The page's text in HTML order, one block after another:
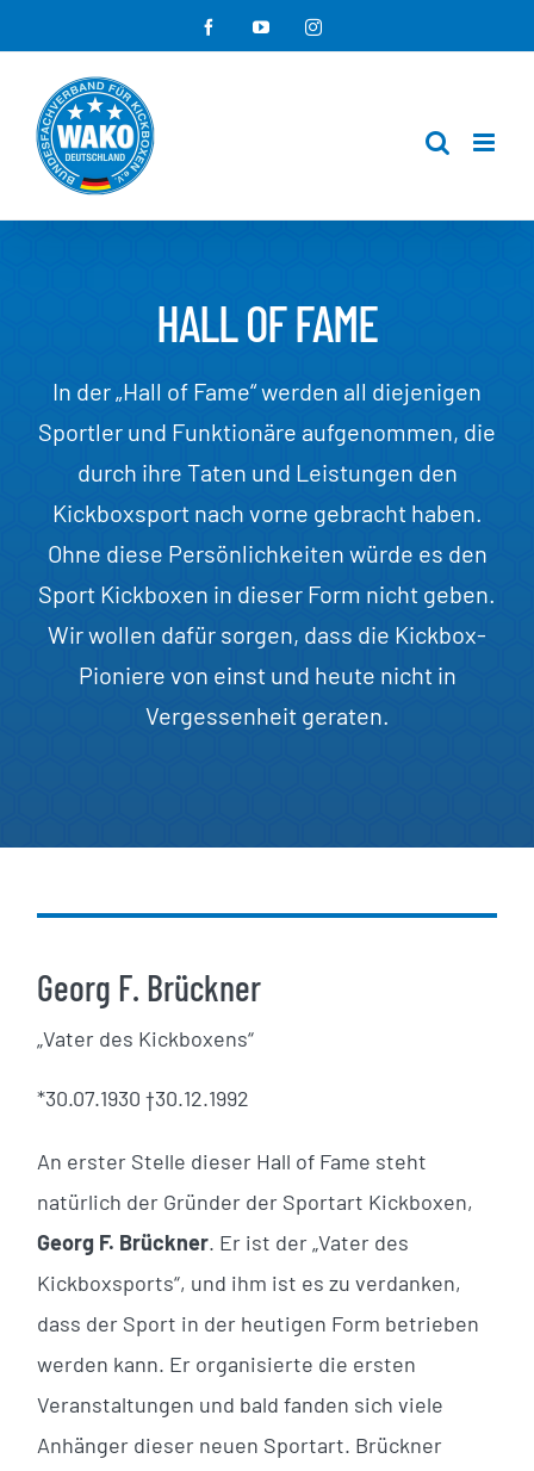
Inhalt
springen
FacebookYouTubeInstagram
HALL OF FAME
In der „Hall of Fame“ werden all diejenigen
Sportler und Funktionäre aufgenommen, die
durch ihre Taten und Leistungen den
Kickboxsport nach vorne gebracht haben.
Ohne diese Persönlichkeiten würde es den
Sport Kickboxen in dieser Form nicht geben.
Wir wollen dafür sorgen, dass die Kickbox-
Pioniere von einst und heute nicht in
Vergessenheit geraten.
Georg F. Brückner
„Vater des Kickboxens“
*30.07.1930 †30.12.1992
An erster Stelle dieser Hall of Fame steht
natürlich der Gründer der Sportart Kickboxen,
Georg F. Brückner. Er ist der „Vater des
Kickboxsports“, und ihm ist es zu verdanken,
dass der Sport in der heutigen Form betrieben
werden kann. Er organisierte die ersten
Veranstaltungen und bald fanden sich viele
Anhänger dieser neuen Sportart. Brückner